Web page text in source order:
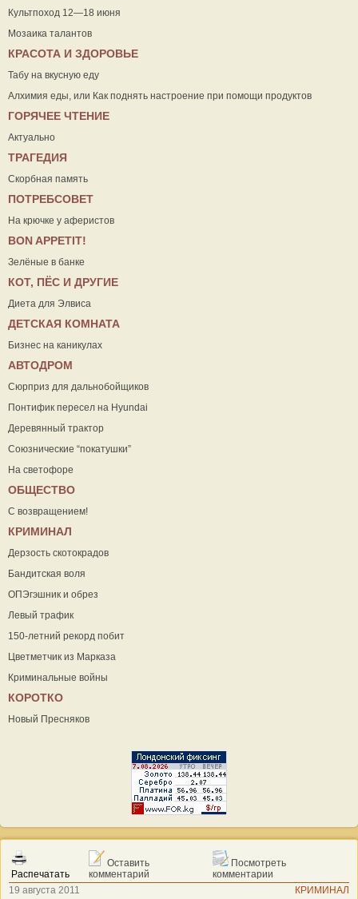
Культпоход 12—18 июня
Мозаика талантов
КРАСОТА И ЗДОРОВЬЕ
Табу на вкусную еду
Алхимия еды, или Как поднять настроение при помощи продуктов
ГОРЯЧЕЕ ЧТЕНИЕ
Актуально
ТРАГЕДИЯ
Скорбная память
ПОТРЕБСОВЕТ
На крючке у аферистов
ВON APPETIT!
Зелёные в банке
КОТ, ПЁС И ДРУГИЕ
Диета для Элвиса
ДЕТСКАЯ КОМНАТА
Бизнес на каникулах
АВТОДРОМ
Сюрприз для дальнобойщиков
Понтифик пересел на Hyundai
Деревянный трактор
Союзнические “покатушки”
На светофоре
ОБЩЕСТВО
С возвращением!
КРИМИНАЛ
Дерзость скотокрадов
Бандитская воля
ОПЭгэшник и обрез
Левый трафик
150-летний рекорд побит
Цветметчик из Марказа
Криминальные войны
КОРОТКО
Новый Пресняков
Распечатать
Оставить
комментарий
Посмотреть
комментарии
19 августа 2011
КРИМИНАЛ